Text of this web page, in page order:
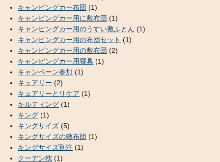
キャンピングカー布団 (1)
キャンピングカー用に敷布団 (1)
キャンピングカー用のうすい敷ふとん (1)
キャンピングカー用の布団セット (1)
キャンピングカー用の敷布団 (2)
キャンピングカー用寝具 (1)
キャンペーン参加 (1)
キュアリー (2)
キュアリーとリケア (1)
キルティング (1)
キング (1)
キングサイズ (5)
キングサイズの敷布団 (1)
キングサイズ別注 (1)
クーデン枕 (1)